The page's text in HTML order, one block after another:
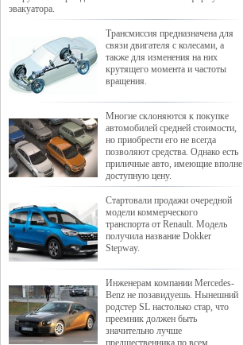
эвакуатора.
Трансмиссия предназначена для
связи двигателя с колесами, а
также для изменения на них
крутящего момента и частоты
вращения.
Многие склоняются к покупке
автомобилей средней стоимости,
но приобрести его не всегда
позволяют средства. Однако есть
приличные авто, имеющие вполне
доступную цену.
Стартовали продажи очередной
модели коммерческого
транспорта от Renault. Модель
получила название Dokker
Stepway.
Инженерам компании Mercedes-
Benz не позавидуешь. Нынешний
родстер SL настолько стар, что
преемник должен быть
значительно лучше
предшественника по всем